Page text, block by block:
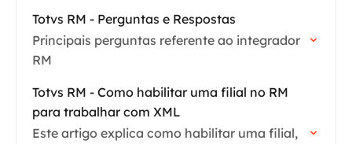
Totvs RM - Perguntas e Respostas
Principais perguntas referente ao integrador
RM
Totvs RM - Como habilitar uma filial no RM
para trabalhar com XML
Este artigo explica como habilitar uma filial,